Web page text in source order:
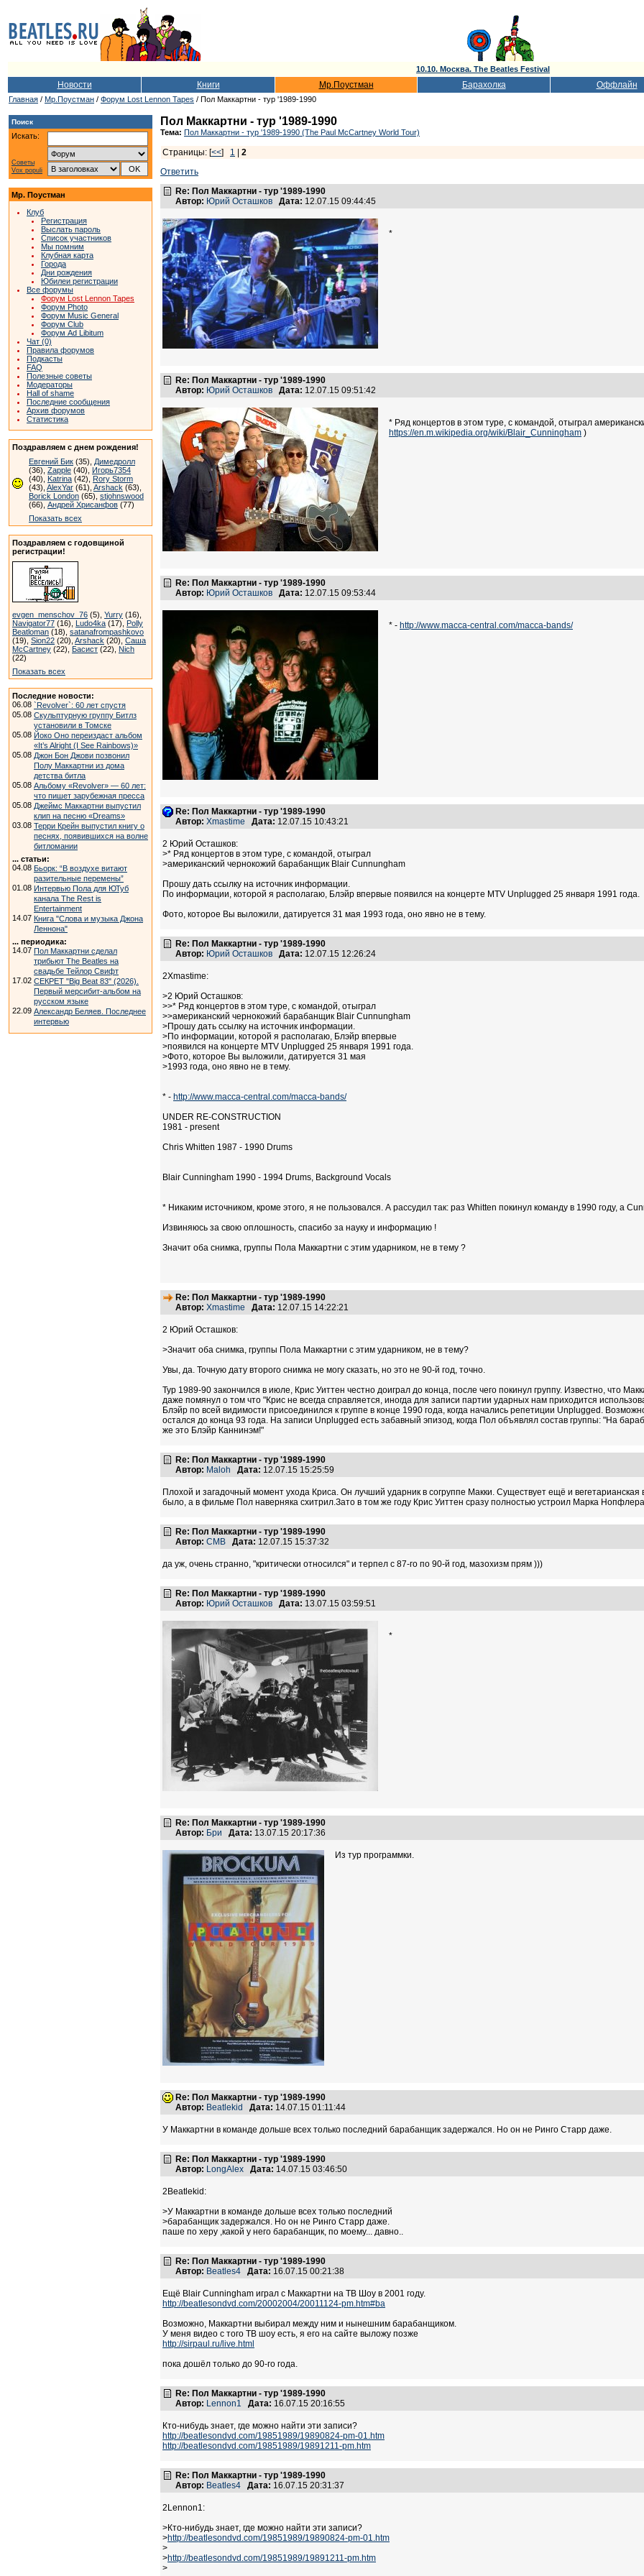
10.10. Москва. The Beatles Festival
Новости Книги Мр.Поустман Барахолка Оффлайн
Главная / Мр.Поустман / Форум Lost Lennon Tapes / Пол Маккартни - тур '1989-1990
Поиск
Искать:
Советы
Vox populi
Мр. Поустман
Клуб
Регистрация
Выслать пароль
Список участников
Мы помним
Клубная карта
Города
Дни рождения
Юбилеи регистрации
Все форумы
Форум Lost Lennon Tapes
Форум Photo
Форум Music General
Форум Club
Форум Ad Libitum
Чат (0)
Правила форумов
Подкасты
FAQ
Полезные советы
Модераторы
Hall of shame
Последние сообщения
Архив форумов
Статистика
Поздравляем с днем рождения!
Евгений Бик (35), Димедролл
(36), Zapple (40), Игорь7354
(40), Katrina (42), Rory Storm
(43), AlexYar (61), Arshack (63),
Borick London (65), stjohnswood
(66), Андрей Хрисанфов (77)
Показать всех
Поздравляем с годовщиной
регистрации!
evgen_menschov_76 (5), Yurry (16),
Navigator77 (16), Ludo4ka (17), Polly
Beatloman (18), satanafrompashkovo
(19), Sion22 (20), Arshack (20), Саша
McCartney (22), Басист (22), Nich
(22)
Показать всех
Последние новости:
06.08 `Revolver`: 60 лет спустя
05.08 Скульптурную группу Битлз
установили в Томске
05.08 Йоко Оно переиздаст альбом
«It’s Alright (I See Rainbows)»
05.08 Джон Бон Джови позвонил
Полу Маккартни из дома
детства битла
05.08 Альбому «Revolver» — 60 лет:
что пишет зарубежная пресса
05.08 Джеймс Маккартни выпустил
клип на песню «Dreams»
03.08 Терри Крейн выпустил книгу о
песнях, появившихся на волне
битломании
... статьи:
04.08 Бьорк: “В воздухе витают
разительные перемены”
01.08 Интервью Пола для ЮТуб
канала The Rest is
Entertainment
14.07 Книга "Слова и музыка Джона
Леннона"
... периодика:
14.07 Пол Маккартни сделал
трибьют The Beatles на
свадьбе Тейлор Свифт
17.02 СЕКРЕТ "Big Beat 83" (2026).
Первый мерсибит-альбом на
русском языке
22.09 Александр Беляев. Последнее
интервью
Пол Маккартни - тур '1989-1990
Тема: Пол Маккартни - тур '1989-1990 (The Paul McCartney World Tour)
Страницы: [<<] 1
2
Ответить
Re: Пол Маккартни - тур '1989-1990
Автор: Юрий Осташков Дата: 12.07.15 09:44:45
*
Re: Пол Маккартни - тур '1989-1990
Автор: Юрий Осташков Дата: 12.07.15 09:51:42
* Ряд концертов в этом туре, с командой, отыграл
https://en.m.wikipedia.org/wiki/Blair_Cunningham )
Re: Пол Маккартни - тур '1989-1990
Автор: Юрий Осташков Дата: 12.07.15 09:53:44
* - http://www.macca-central.com/macca-bands/
Re: Пол Маккартни - тур '1989-1990
Автор: Xmastime Дата: 12.07.15 10:43:21
2 Юрий Осташков:
>* Ряд концертов в этом туре, с командой, отыграл
>американский чернокожий барабанщик Blair Cunnungham
Прошу дать ссылку на источник информации.
По информации, которой я располагаю, Блэйр впервые появился на концерте MTV Unplugged 25 января 1991 года.
Фото, которое Вы выложили, датируется 31 мая 1993 года, оно явно не в тему.
Re: Пол Маккартни - тур '1989-1990
Автор: Юрий Осташков Дата: 12.07.15 12:26:24
2Xmastime:
>2 Юрий Осташков:
>>* Ряд концертов в этом туре, с командой, отыграл
>>американский чернокожий барабанщик Blair Cunnungham
>Прошу дать ссылку на источник информации.
>По информации, которой я располагаю, Блэйр впервые
>появился на концерте MTV Unplugged 25 января 1991 года.
>Фото, которое Вы выложили, датируется 31 мая
>1993 года, оно явно не в тему.
* - http://www.macca-central.com/macca-bands/
UNDER RE-CONSTRUCTION
1981 - present
Chris Whitten 1987 - 1990 Drums
Blair Cunningham 1990 - 1994 Drums, Background Vocals
* Никаким источником, кроме этого, я не пользовался. А рассудил так: раз Whitten покинул команду в 1990 году, а
Извиняюсь за свою оплошность, спасибо за науку и информацию !
Значит оба снимка, группы Пола Маккартни с этим ударником, не в тему ?
Re: Пол Маккартни - тур '1989-1990
Автор: Xmastime Дата: 12.07.15 14:22:21
2 Юрий Осташков:
>Значит оба снимка, группы Пола Маккартни с этим ударником, не в тему?
Увы, да. Точную дату второго снимка не могу сказать, но это не 90-й год, точно.
Тур 1989-90 закончился в июле, Крис Уиттен честно доиграл до конца, после чего покинул группу. Известно, что
даже помянул о том что "Крис не всегда справляется, иногда для записи партии ударных нам приходится
Блэйр по всей видимости присоединился к группе в конце 1990 года, когда начались репетиции Unplugged.
остался до конца 93 года. На записи Unplugged есть забавный эпизод, когда Пол объявлял состав группы: "На
же это Блэйр Каннинэм!"
Re: Пол Маккартни - тур '1989-1990
Автор: Maloh Дата: 12.07.15 15:25:59
Плохой и загадочный момент ухода Криса. Он лучший ударник в согруппе Макки. Существует ещё и
было, а в фильме Пол наверняка схитрил.Зато в том же году Крис Уиттен сразу полностью устроил Марка
Re: Пол Маккартни - тур '1989-1990
Автор: CMB Дата: 12.07.15 15:37:32
да уж, очень странно, "критически относился" и терпел с 87-го по 90-й год, мазохизм прям )))
Re: Пол Маккартни - тур '1989-1990
Автор: Юрий Осташков Дата: 13.07.15 03:59:51
*
Re: Пол Маккартни - тур '1989-1990
Автор: Бри Дата: 13.07.15 20:17:36
Из тур программки.
Re: Пол Маккартни - тур '1989-1990
Автор: Beatlekid Дата: 14.07.15 01:11:44
У Маккартни в команде дольше всех только последний барабанщик задержался. Но он не Ринго Старр даже.
Re: Пол Маккартни - тур '1989-1990
Автор: LongAlex Дата: 14.07.15 03:46:50
2Beatlekid:
>У Маккартни в команде дольше всех только последний
>барабанщик задержался. Но он не Ринго Старр даже.
паше по херу ,какой у него барабанщик, по моему... давно..
Re: Пол Маккартни - тур '1989-1990
Автор: Beatles4 Дата: 16.07.15 00:21:38
Ещё Blair Cunningham играл с Маккартни на ТВ Шоу в 2001 году.
http://beatlesondvd.com/20002004/20011124-pm.htm#ba
Возможно, Маккартни выбирал между ним и нынешним барабанщиком.
У меня видео с того ТВ шоу есть, я его на сайте выложу позже
http://sirpaul.ru/live.html
пока дошёл только до 90-го года.
Re: Пол Маккартни - тур '1989-1990
Автор: Lennon1 Дата: 16.07.15 20:16:55
Кто-нибудь знает, где можно найти эти записи?
http://beatlesondvd.com/19851989/19890824-pm-01.htm
http://beatlesondvd.com/19851989/19891211-pm.htm
Re: Пол Маккартни - тур '1989-1990
Автор: Beatles4 Дата: 16.07.15 20:31:37
2Lennon1:
>Кто-нибудь знает, где можно найти эти записи?
>http://beatlesondvd.com/19851989/19890824-pm-01.htm
>
>http://beatlesondvd.com/19851989/19891211-pm.htm
>